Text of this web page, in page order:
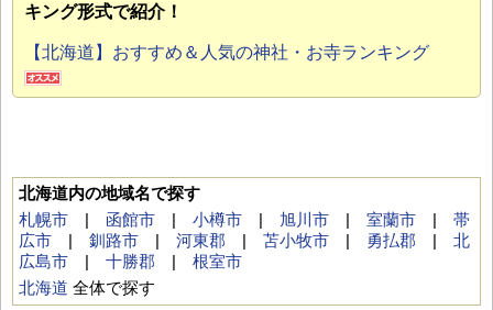
キング形式で紹介！
【北海道】おすすめ＆人気の神社・お寺ランキング
北海道内の地域名で探す
札幌市 | 函館市 | 小樽市 | 旭川市 | 室蘭市 | 帯
広市 | 釧路市 | 河東郡 | 苫小牧市 | 勇払郡 | 北
広島市 | 十勝郡 | 根室市
北海道 全体で探す